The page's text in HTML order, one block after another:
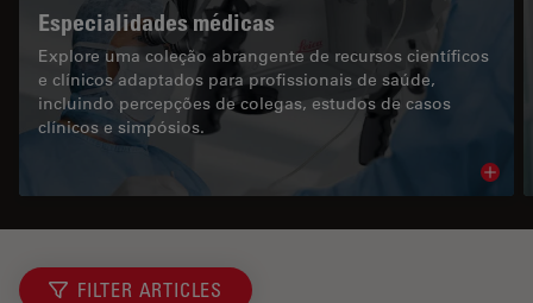
Especialidades médicas
Explore uma coleção abrangente de recursos científicos
e clínicos adaptados para profissionais de saúde,
incluindo percepções de colegas, estudos de casos
clínicos e simpósios.
FILTER ARTICLES